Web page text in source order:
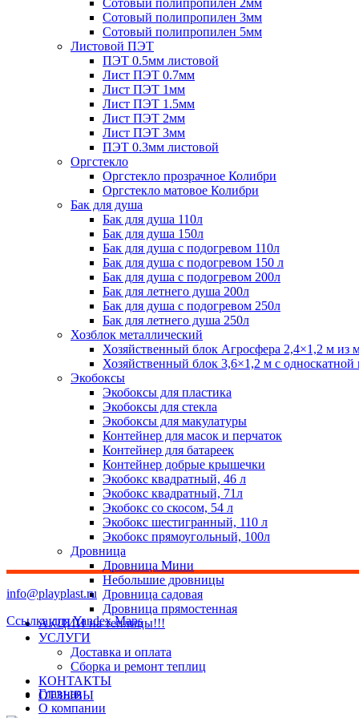
Сотовый полипропилен 2мм
Сотовый полипропилен 3мм
Сотовый полипропилен 5мм
Листовой ПЭТ
ПЭТ 0.5мм листовой
Лист ПЭТ 0.7мм
Лист ПЭТ 1мм
Лист ПЭТ 1.5мм
Лист ПЭТ 2мм
Лист ПЭТ 3мм
ПЭТ 0.3мм листовой
Оргстекло
Оргстекло прозрачное Колибри
Оргстекло матовое Колибри
Бак для душа
Бак для душа 110л
Бак для душа 150л
Бак для душа с подогревом 110л
Бак для душа с подогревом 150 л
Бак для душа с подогревом 200л
Бак для летнего душа 200л
Бак для душа с подогревом 250л
Бак для летнего душа 250л
Хозблок металлический
Хозяйственный блок Агросфера 2,4×1,2 м из
Хозяйственный блок 3,6×1,2 м с
Экобоксы
Экобоксы для пластика
Экобоксы для стекла
Экобоксы для макулатуры
Контейнер для масок и перчаток
Контейнер для батареек
Контейнер добрые крышечки
Экобокс квадратный, 46 л
Экобокс квадратный, 71л
Экобокс со скосом, 54 л
Экобокс шестигранный, 110 л
Экобокс прямоугольный, 100л
Дровница
Дровница Мини
Небольшие дровницы
Дровница садовая
Дровница прямостенная
АКЦИИ на теплицы!!!
УСЛУГИ
Доставка и оплата
Сборка и ремонт теплиц
КОНТАКТЫ
ОТЗЫВЫ
info@playplast.ru
Ссылка для Yandex Maps
Главная
О компании